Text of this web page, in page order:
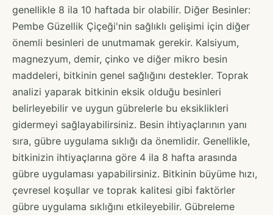
genellikle 8 ila 10 haftada bir olabilir. Diğer Besinler:
Pembe Güzellik Çiçeği'nin sağlıklı gelişimi için diğer
önemli besinleri de unutmamak gerekir. Kalsiyum,
magnezyum, demir, çinko ve diğer mikro besin
maddeleri, bitkinin genel sağlığını destekler. Toprak
analizi yaparak bitkinin eksik olduğu besinleri
belirleyebilir ve uygun gübrelerle bu eksiklikleri
gidermeyi sağlayabilirsiniz. Besin ihtiyaçlarının yanı
sıra, gübre uygulama sıklığı da önemlidir. Genellikle,
bitkinizin ihtiyaçlarına göre 4 ila 8 hafta arasında
gübre uygulaması yapabilirsiniz. Bitkinin büyüme hızı,
çevresel koşullar ve toprak kalitesi gibi faktörler
gübre uygulama sıklığını etkileyebilir. Gübreleme